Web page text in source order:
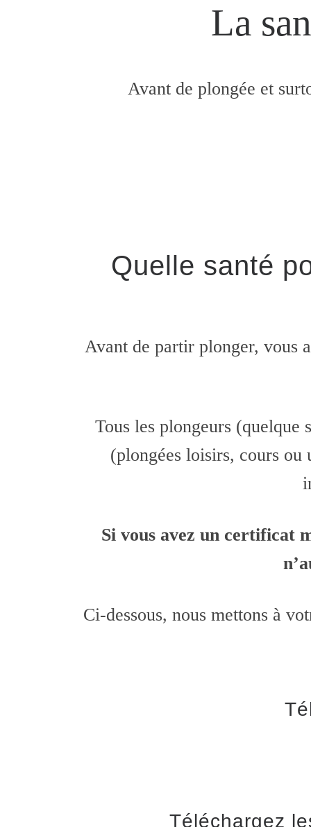
La
Avant de plongée et
Quelle santé
Avant de partir plonger, vous
Tous les plongeurs (quelque
(plongées loisirs, cours
Si vous avez un certificat
Ci-dessous, nous mettons à
Téléchargez